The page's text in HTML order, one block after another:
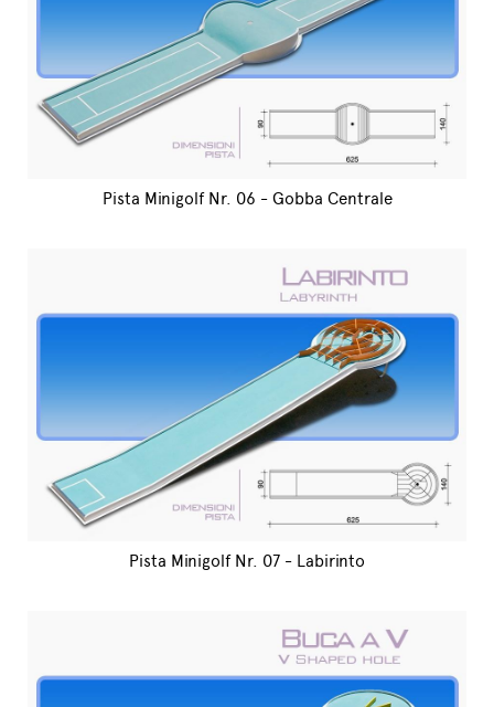
Pista Minigolf Nr. 06 - Gobba Centrale
Pista Minigolf Nr. 07 - Labirinto